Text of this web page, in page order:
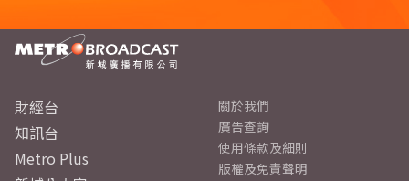
財經台
知訊台
Metro Plus
關於我們
廣告查詢
使用條款及細則
版權及免責聲明